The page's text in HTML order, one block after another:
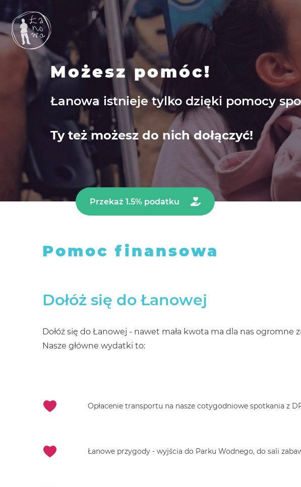
Możesz pomóc!
Łanowa istnieje tylko dzięki pomocy
Ty też możesz do nich dołączyć!
Przekaż 1.5% podatku
Pomoc finansowa
Dołóż się do Łanowej
Dołóż się do Łanowej - nawet mała kwota ma dla nas
Nasze główne wydatki to:
Opłacenie transportu na nasze cotygodniowe spotkania z
Łanowe przygody - wyjścia do Parku Wodnego, do sali